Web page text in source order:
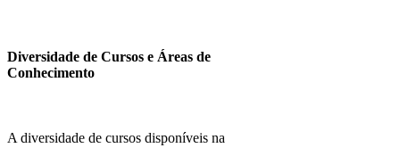
Diversidade de Cursos e Áreas de
Conhecimento
A diversidade de cursos disponíveis na